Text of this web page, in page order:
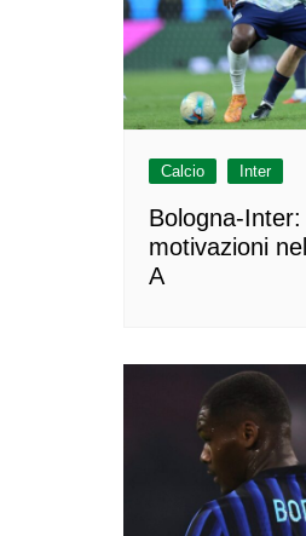
Calcio Inter
Bologna-
motivazioni
A